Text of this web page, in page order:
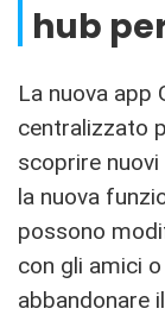
hub
La nuova app
centralizzato
scoprire
la nuova
possono
con gli amici
abbandonare